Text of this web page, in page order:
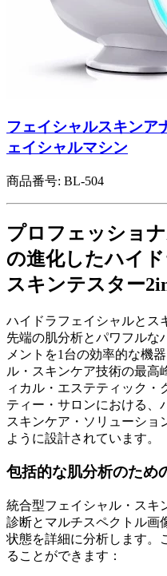
フェイシャルスキンア
ェイシャルマシン
商品番号: BL-504
プロフェッショ
の進化したハイ
スキンテスター
ハイドラフェイシャルとス
先端の肌分析とパワフルな
メントを1台の効率的な機
ル・スキンケア技術の最高
ィカル・エステティック・
ティー・サロンにおける、
スキンケア・ソリューショ
ように設計されています。
包括的な肌分析のため
統合型フェイシャル・スキ
診断とマルチスペクトル画
状態を詳細に分析します。
ることができます：